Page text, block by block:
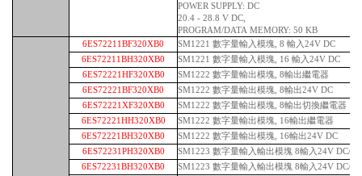
POWER SUPPLY: DC
20.4 - 28.8 V DC,
PROGRAM/DATA MEMORY: 50 KB
6ES72211BF320XB0
SM1221 數字量輸入模塊, 8 輸入24V DC
6ES72211BH320XB0
SM1221 數字量輸入模塊, 16 輸入24V DC
6ES72221HF320XB0
SM1222 數字量輸出模塊, 8輸出繼電器
6ES72221BF320XB0
SM1222 數字量輸出模塊, 8輸出24V DC
6ES72221XF320XB0
SM1222 數字量輸出模塊, 8輸出切換繼電器
6ES72221HH320XB0
SM1222 數字量輸出模塊, 16輸出繼電器
6ES72221BH320XB0
SM1222 數字量輸出模塊, 16輸出24V DC
6ES72231PH320XB0
SM1223 數字量輸入輸出模塊 8輸入24V DC/ 8
6ES72231BH320XB0
SM1223 數字量輸入輸出模塊 8輸入24V DC/ 8